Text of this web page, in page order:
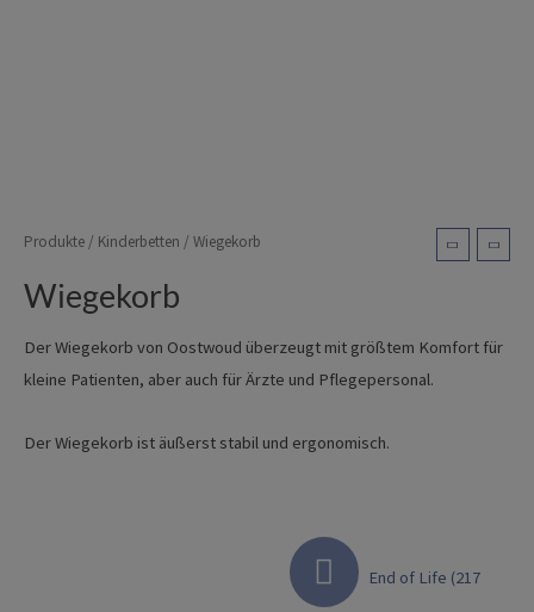
Produkte / Kinderbetten / Wiegekorb
Wiegekorb
Der Wiegekorb von Oostwoud überzeugt mit größtem Komfort für
kleine Patienten, aber auch für Ärzte und Pflegepersonal.
Der Wiegekorb ist äußerst stabil und ergonomisch.
End of Life (217